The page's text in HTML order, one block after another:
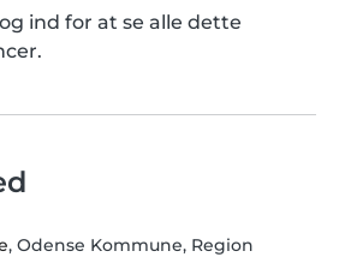
ind for at se alle dette
, Odense Kommune, Region